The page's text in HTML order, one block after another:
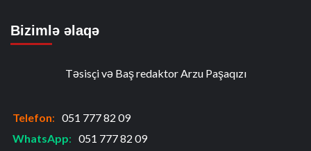
Bizimlə əlaqə
Təsisçi və Baş redaktor Arzu Paşaqızı
Telefon: 051 777 82 09
WhatsApp: 051 777 82 09